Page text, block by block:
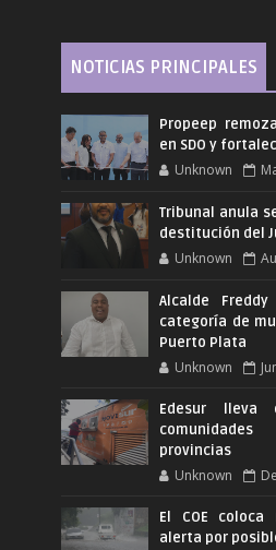
NOTICIAS PRINCIPALES
Propeep
en SDO y
Unknown
Tribunal anula
destitución del
Unknown
Alcalde
categoría de
Puerto Plata
Unknown
Edesur lleva
provincias
Unknown
El COE coloca
alerta por